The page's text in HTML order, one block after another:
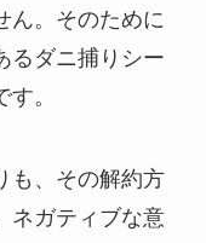
ん。そのために
るダニ捕りシー
。
も、その解約方
ネガティブな意